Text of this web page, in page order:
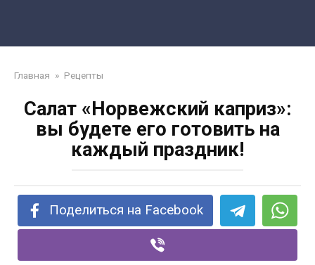
Главная » Рецепты
Салат «Норвежский каприз»:
вы будете его готовить на
каждый праздник!
Поделиться на Facebook